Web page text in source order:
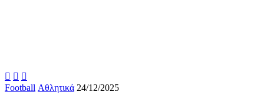
  
Football Αθλητικά 24/12/2025